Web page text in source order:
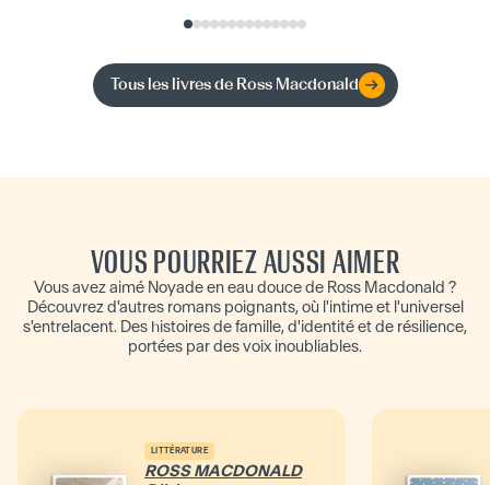
Tous les livres de Ross Macdonald
VOUS POURRIEZ AUSSI AIMER
Vous avez aimé Noyade en eau douce de Ross Macdonald ?
Découvrez d'autres romans poignants, où l'intime et l'universel
s'entrelacent. Des histoires de famille, d'identité et de résilience,
portées par des voix inoubliables.
LITTÉRATURE
ROSS MACDONALD